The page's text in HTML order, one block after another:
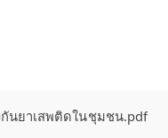
กันยาเสพติดในชุมชน.pdf